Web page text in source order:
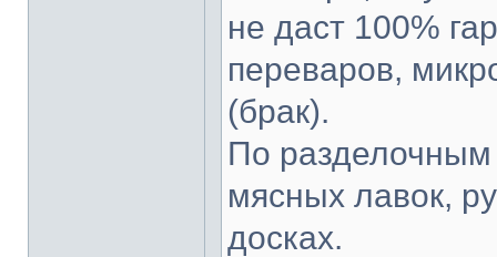
не даст 100%
переваров,
(брак).
По разделочным
мясных лавок,
досках.